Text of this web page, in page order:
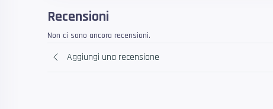
Recensioni
Non ci sono ancora recensioni.
Aggiungi una recensione